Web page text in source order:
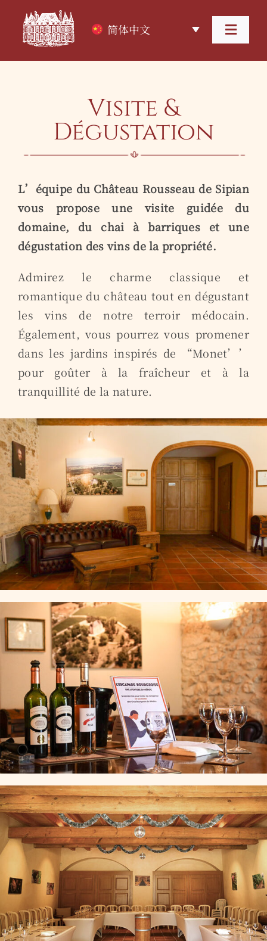
首页
葡萄酒
葡萄酒旅游
住宿
联系我们
简体中文
Visite &
Dégustation
L’équipe du Château Rousseau de Sipian
vous propose une visite guidée du
domaine, du chai à barriques et une
dégustation des vins de la propriété.
Admirez le charme classique et
romantique du château tout en dégustant
les vins de notre terroir médocain.
Également, vous pourrez vous promener
dans les jardins inspirés de “Monet’’
pour goûter à la fraîcheur et à la
tranquillité de la nature.